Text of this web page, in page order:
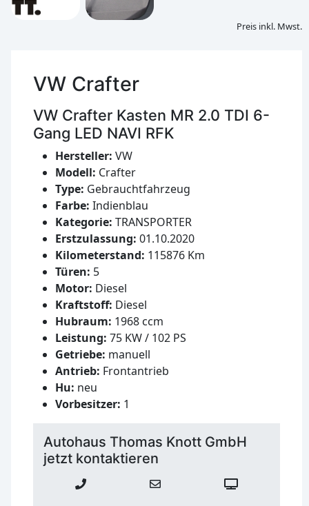
Preis inkl. Mwst.
VW Crafter
VW Crafter Kasten MR 2.0 TDI 6-
Gang LED NAVI RFK
Hersteller: VW
Modell: Crafter
Type: Gebrauchtfahrzeug
Farbe: Indienblau
Kategorie: TRANSPORTER
Erstzulassung: 01.10.2020
Kilometerstand: 115876 Km
Türen: 5
Motor: Diesel
Kraftstoff: Diesel
Hubraum: 1968 ccm
Leistung: 75 KW / 102 PS
Getriebe: manuell
Antrieb: Frontantrieb
Hu: neu
Vorbesitzer: 1
Autohaus Thomas Knott GmbH
jetzt kontaktieren